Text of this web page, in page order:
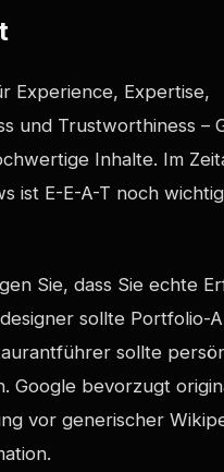
Experience, Expertise,
und Trustworthiness –
Inhalte. Im
ist E-E-A-T noch
Sie, dass Sie echte
sollte Portfolio-
sollte
Google bevorzugt
vor generischer